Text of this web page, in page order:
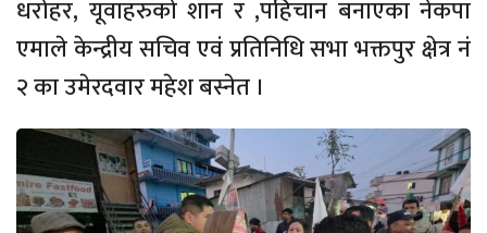
धरोहर, यूवाहरुको शान र ,पहिचान बनाएका नेकपा
एमाले केन्द्रीय सचिव एवं प्रतिनिधि सभा भक्तपुर क्षेत्र नं
२ का उमेरदवार महेश बस्नेत ।